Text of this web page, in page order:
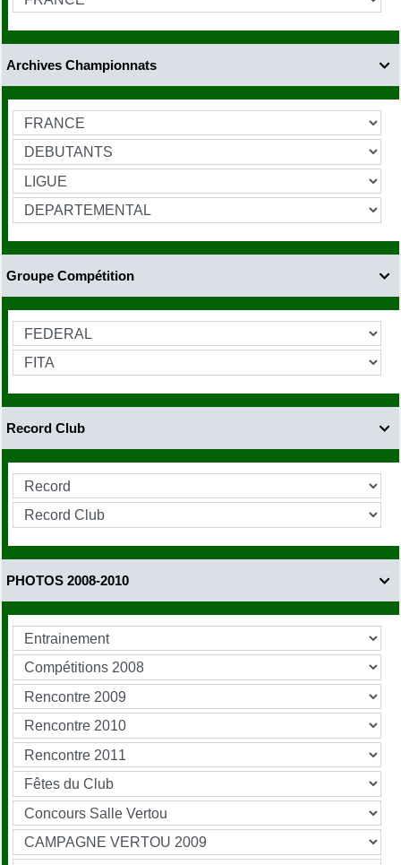

Archives Championnats

Groupe Compétition

Record Club

PHOTOS 2008-2010